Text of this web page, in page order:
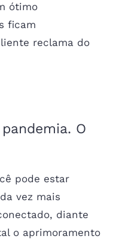
ótimo
ficam
reclama do
O
pode estar
vez mais
diante
o aprimoramento